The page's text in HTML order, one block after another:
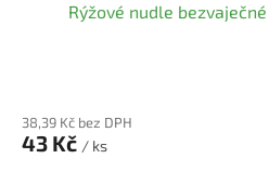
Rýžové nudle
38,39 Kč bez DPH
43 Kč / ks